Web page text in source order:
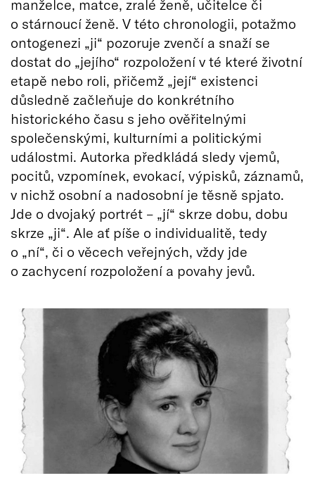
manželce, matce, zralé ženě, učitelce či
o stárnoucí ženě. V této chronologii, potažmo
ontogenezi „ji“ pozoruje zvenčí a snaží se
dostat do „jejího“ rozpoložení v té které životní
etapě nebo roli, přičemž „její“ existenci
důsledně začleňuje do konkrétního
historického času s jeho ověřitelnými
společenskými, kulturními a politickými
událostmi. Autorka předkládá sledy vjemů,
pocitů, vzpomínek, evokací, výpisků, záznamů,
v nichž osobní a nadosobní je těsně spjato.
Jde o dvojaký portrét – „jí“ skrze dobu, dobu
skrze „ji“. Ale ať píše o individualitě, tedy
o „ní“, či o věcech veřejných, vždy jde
o zachycení rozpoložení a povahy jevů.